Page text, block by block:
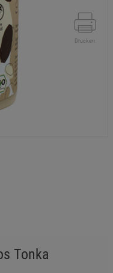
Drucken
Tonka